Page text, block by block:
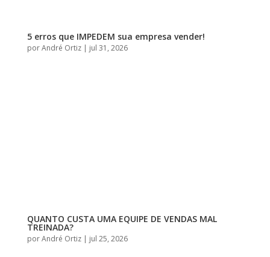
5 erros que IMPEDEM sua empresa vender!
porAndré Ortiz| jul 31, 2026
QUANTO CUSTA UMA EQUIPE DE VENDAS MAL
TREINADA?
porAndré Ortiz| jul 25, 2026